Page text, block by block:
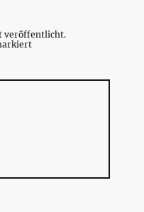
veröffentlicht.